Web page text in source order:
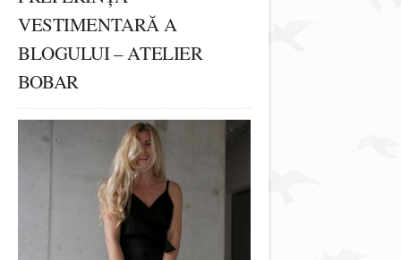
VESTIMENTARĂ A
BLOGULUI – ATELIER
BOBAR